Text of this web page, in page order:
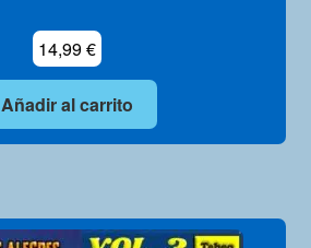
14,99€
Añadir al carrito